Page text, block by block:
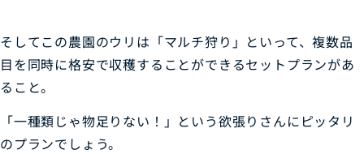
そしてこの農園のウリは「マルチ狩り」といって、複数品
目を同時に格安で収穫することができるセットプランがあ
ること。
「一種類じゃ物足りない！」という欲張りさんにピッタリ
のプランでしょう。